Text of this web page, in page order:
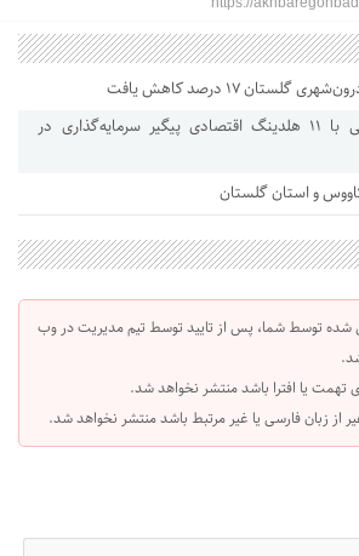
۱۷ درصد کاهش یافت
استاندار: بابک زنجانی با ۱۱ هلدینگ اقتصادی پیگیر سرمایه‌گذاری در
و استان گلستان
شده توسط شما، پس از تایید توسط تیم مدیریت در وب
تهمت یا افترا باشد منتشر نخواهد شد.
از زبان فارسی یا غیر مرتبط باشد منتشر نخواهد شد.